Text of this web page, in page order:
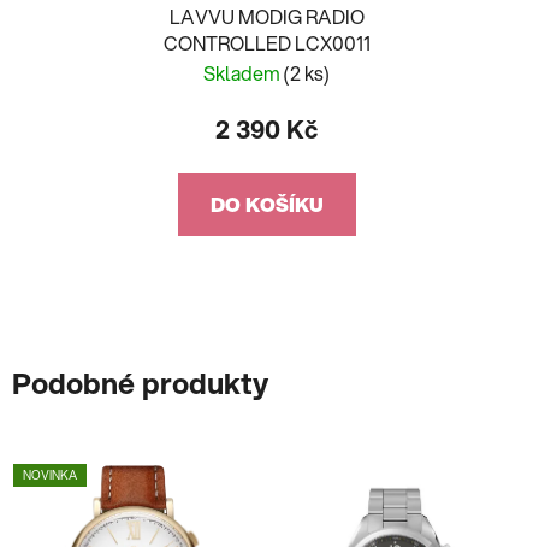
LAVVU MODIG RADIO
CONTROLLED LCX0011
Skladem(2 ks)
2 390 Kč
DO KOŠÍKU
Podobné produkty
NOVINKA